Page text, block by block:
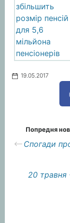
19.05.2017
Попредня
Спогади
20 травня